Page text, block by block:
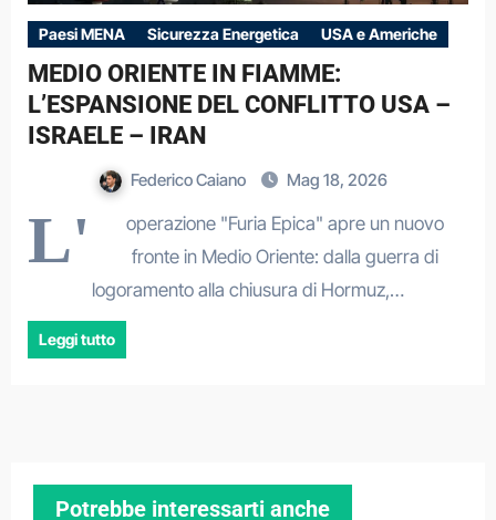
Paesi MENA Sicurezza Energetica USA e Americhe
MEDIO ORIENTE IN FIAMME:
L’ESPANSIONE DEL CONFLITTO USA –
ISRAELE – IRAN
Federico Caiano Mag 18, 2026
L'
operazione "Furia Epica" apre un nuovo
fronte in Medio Oriente: dalla guerra di
logoramento alla chiusura di Hormuz,…
Leggi tutto
Potrebbe interessarti anche